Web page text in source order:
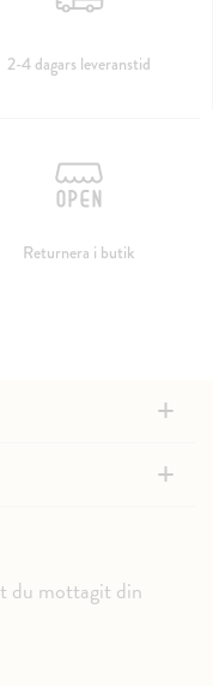
2-4 dagars leveranstid
Returnera i butik
+
+
du mottagit din